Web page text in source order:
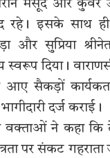
मसूद और कुंवर
इसके साथ ही
और सुप्रिया
स्वरूप दिया।
आए सैकड़ों
दर्ज कराई।
वक्ताओं ने कहा कि
पर संकट गहराता